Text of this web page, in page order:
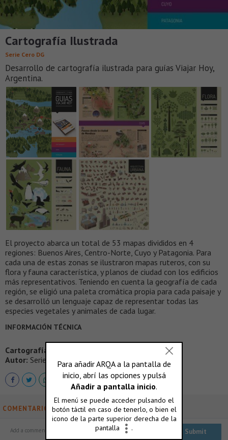
Cartografía Ilustrada
Serie Cero DG
Desarrollo de cartografía ilustrada para guías Viajar Hoy,
Argentina.
El proyecto abarca un total de 53 mapas divididos en 4
regiones: Buenos Aires, Centro-Norte, Cuyo y Patagonia. Para
cada una de estas zonas se ilustraron mapas ruteros, con su
flora y fauna característica, y planos de ciudad con los edificios
más representativos. Teniendo en cuenta la geografía de cada
región, se eligió una paleta cromática propia para cada paisaje y
se desarrolló un lenguaje capaz de representar todas las
especies vegetales y animales de cada lugar.
INFORMACIÓN TÉCNICA
Cartografía Ilustrada
Autor: Serie Cero DG
COMENTARIOS